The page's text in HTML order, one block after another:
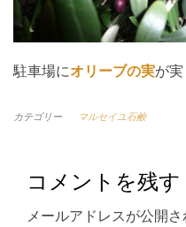
駐車場にオリーブの実が実
カテゴリー マルセイユ石鹸
コメントを残す
メールアドレスが公開さ